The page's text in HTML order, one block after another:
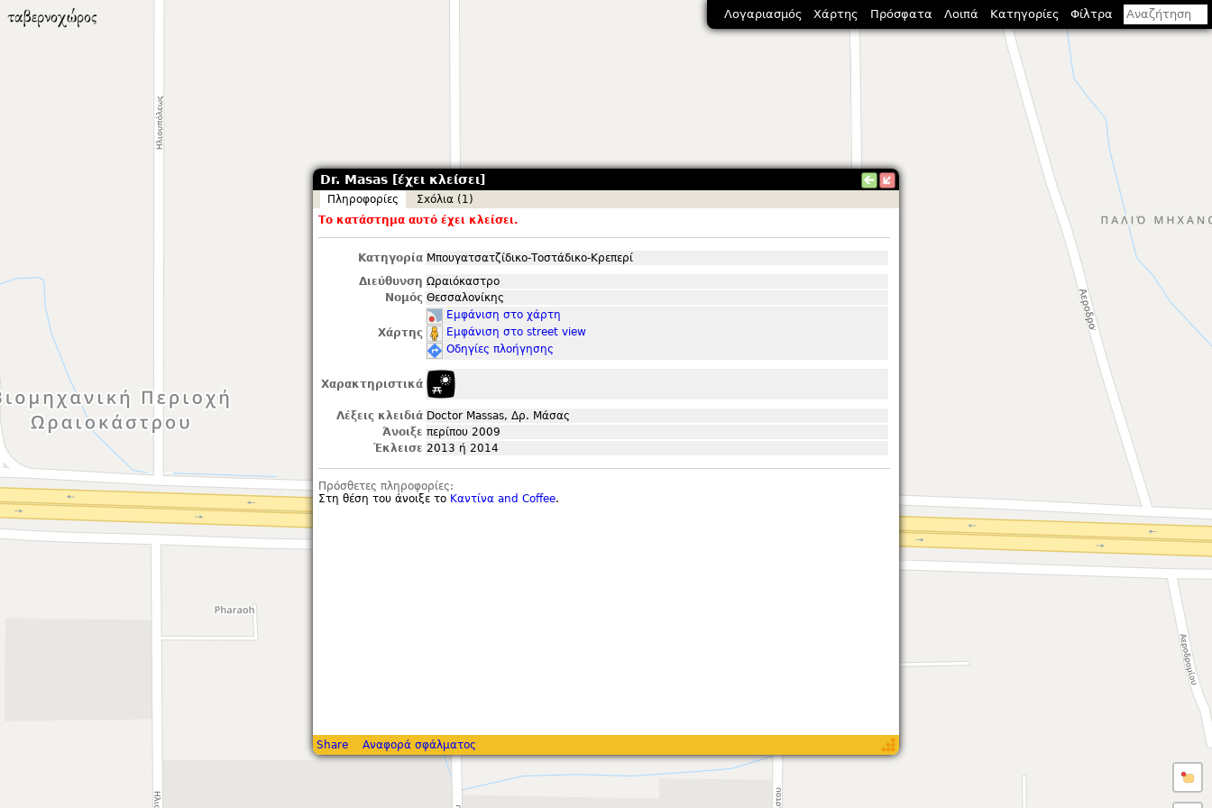
Dr. Masas [έχει κλείσει]
Πληροφορίες
Σxόλια (1)
Το κατάστημα αυτό έχει κλείσει.
Κατηγορία Μπουγατσατζίδικο-Τοστάδικο-Κρεπερί
Διεύθυνση Ωραιόκαστρο
Νομός Θεσσαλονίκης
Χάρτης
Εμφάνιση στο χάρτη
Εμφάνιση στο street view
Οδηγίες πλοήγησης
Χαρακτηριστικά
Λέξεις κλειδιά Doctor Massas, Δρ. Μάσας
Άνοιξε περίπου 2009
Έκλεισε 2013 ή 2014
Πρόσθετες πληροφορίες:
Στη θέση του άνοιξε το Καντίνα and Coffee.
Share Αναφορά σφάλματος
Λογαριασμός Χάρτης Πρόσφατα Λοιπά Κατηγορίες Φίλτρα